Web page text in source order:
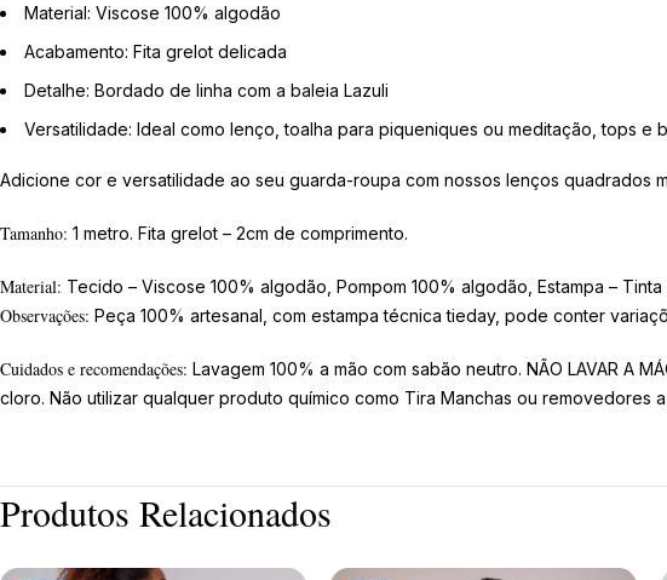
Material: Viscose 100% algodão
Acabamento: Fita grelot delicada
Detalhe: Bordado de linha com a baleia Lazuli
Versatilidade: Ideal como lenço, toalha para piqueniques ou meditação, tops e
Adicione cor e versatilidade ao seu guarda-roupa com nossos lenços quadrados
Tamanho: 1 metro. Fita grelot – 2cm de comprimento.
Material: Tecido – Viscose 100% algodão, Pompom 100% algodão, Estampa –
Observações: Peça 100% artesanal, com estampa técnica tieday, pode conter
Cuidados e recomendações: Lavagem 100% a mão com sabão neutro. NÃO LAVAR A
cloro. Não utilizar qualquer produto químico como Tira Manchas ou
Produtos Relacionados